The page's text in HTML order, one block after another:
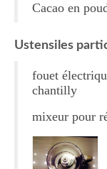
Desserts
Bavarois
Cakes
Caramel
Clafoutis
Cacao en
Ustensiles
fouet
chantilly
mixeur pour